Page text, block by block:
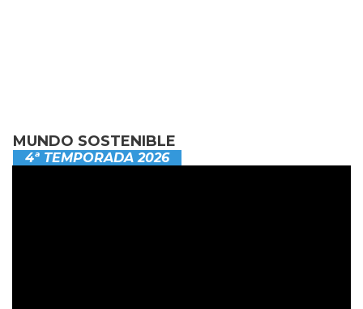
MUNDO SOSTENIBLE
4ª TEMPORADA 2026